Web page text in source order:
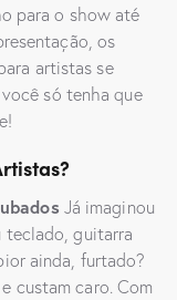
para o show até
os
artistas se
só tenha que
Já imaginou
teclado, guitarra
ainda, furtado?
custam caro. Com